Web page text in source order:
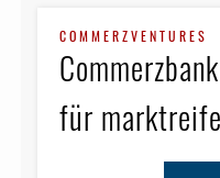
COMMERZVENTURES
für